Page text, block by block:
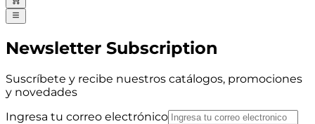
Newsletter Subscription
Suscríbete y recibe nuestros catálogos, promociones
y novedades
Ingresa tu correo electrónico